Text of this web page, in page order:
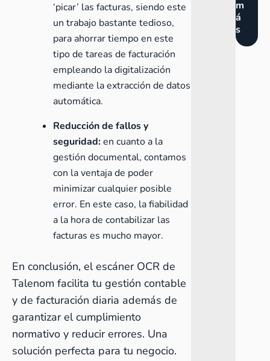
‘picar’ las facturas, siendo este
un trabajo bastante tedioso,
para ahorrar tiempo en este
tipo de tareas de facturación
empleando la digitalización
mediante la extracción de datos
automática.
Reducción de fallos y
seguridad:en cuanto a la
gestión documental, contamos
con la ventaja de poder
minimizar cualquier posible
error. En este caso, la fiabilidad
a la hora de contabilizar las
facturas es mucho mayor.
En conclusión, el escáner OCR de
Talenom facilita tu gestión contable
y de facturación diaria además de
garantizar el cumplimiento
normativo y reducir errores. Una
solución perfecta para tu negocio.
m
á
s